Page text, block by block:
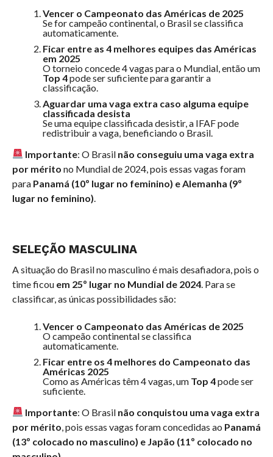
Vencer o Campeonato das Américas de 2025
Se for campeão continental, o Brasil se classifica
automaticamente.
Ficar entre as 4 melhores equipes das Américas
em 2025
O torneio concede 4 vagas para o Mundial, então um
Top 4pode ser suficiente para garantir a
classificação.
Aguardar uma vaga extra caso alguma equipe
classificada desista
Se uma equipe classificada desistir, a IFAF pode
redistribuir a vaga, beneficiando o Brasil.
Importante: O Brasil não conseguiu uma vaga extra
por mérito no Mundial de 2024, pois essas vagas foram
para Panamá (10º lugar no feminino) e Alemanha (9º
lugar no feminino)
SELEÇÃO MASCULINA
A situação do Brasil no masculino é mais desafiadora, pois o
time ficou em 25º lugar no Mundial de 2024. Para se
classificar, as únicas possibilidades são:
Vencer o Campeonato das Américas de 2025
O campeão continental se classifica
automaticamente.
Ficar entre os 4 melhores do Campeonato das
Américas 2025
Como as Américas têm 4 vagas, um Top 4pode ser
suficiente.
Importante: O Brasil não conquistou uma vaga extra
por mérito , pois essas vagas foram concedidas ao Panamá
(13º colocado no masculino) e Japão (11º colocado no